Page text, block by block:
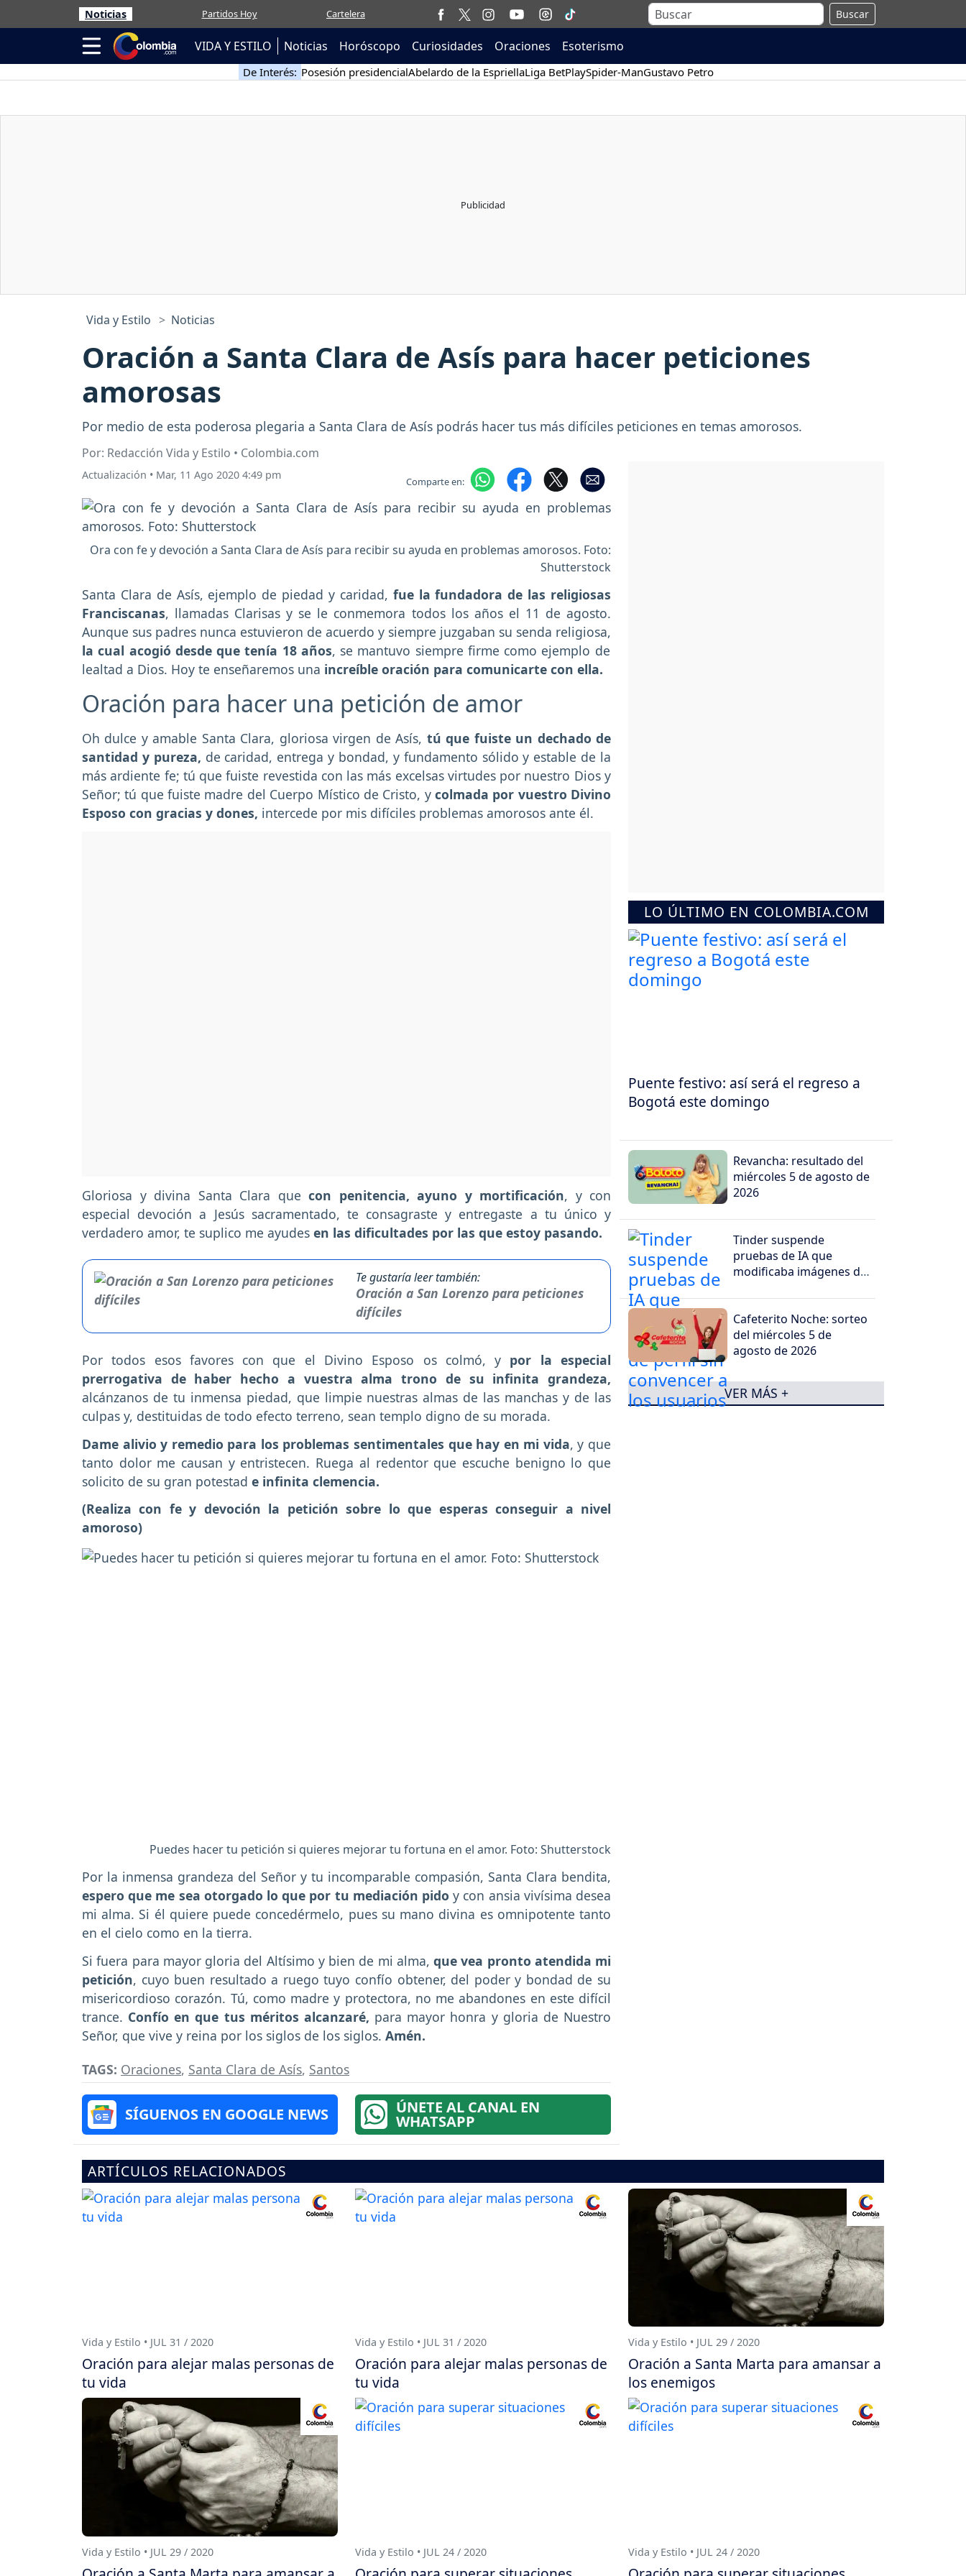
Noticias Partidos Hoy Cartelera Buscar
VIDA Y ESTILO Noticias Horóscopo Curiosidades Oraciones Esoterismo
De Interés: Posesión presidencialAbelardo de la EspriellaLiga BetPlaySpider-ManGustavo Petro
Vida y Estilo Noticias
Oración a Santa Clara de Asís para hacer peticiones
amorosas
Por medio de esta poderosa plegaria a Santa Clara de Asís podrás hacer tus más difíciles peticiones en temas amorosos.
Por: Redacción Vida y Estilo • Colombia.com
Actualización • Mar, 11 Ago 2020 4:49 pm Comparte en:
Ora con fe y devoción a Santa Clara de Asís para recibir su ayuda en problemas amorosos. Foto:
Shutterstock
Santa Clara de Asís, ejemplo de piedad y caridad, fue la fundadora de las religiosas
Franciscanas, llamadas Clarisas y se le conmemora todos los años el 11 de agosto.
Aunque sus padres nunca estuvieron de acuerdo y siempre juzgaban su senda religiosa,
la cual acogió desde que tenía 18 años, se mantuvo siempre firme como ejemplo de
lealtad a Dios. Hoy te enseñaremos una increíble oración para comunicarte con ella.
Oración para hacer una petición de amor
Oh dulce y amable Santa Clara, gloriosa virgen de Asís, tú que fuiste un dechado de
santidad y pureza, de caridad, entrega y bondad, y fundamento sólido y estable de la
más ardiente fe; tú que fuiste revestida con las más excelsas virtudes por nuestro Dios y
Señor; tú que fuiste madre del Cuerpo Místico de Cristo, y colmada por vuestro Divino
Esposo con gracias y dones, intercede por mis difíciles problemas amorosos ante él.
Gloriosa y divina Santa Clara que con penitencia, ayuno y mortificación, y con
especial devoción a Jesús sacramentado, te consagraste y entregaste a tu único y
verdadero amor, te suplico me ayudes en las dificultades por las que estoy pasando.
Te gustaría leer también:
Oración a San Lorenzo para peticiones
difíciles
Por todos esos favores con que el Divino Esposo os colmó, y por la especial
prerrogativa de haber hecho a vuestra alma trono de su infinita grandeza,
alcánzanos de tu inmensa piedad, que limpie nuestras almas de las manchas y de las
culpas y, destituidas de todo efecto terreno, sean templo digno de su morada.
Dame alivio y remedio para los problemas sentimentales que hay en mi vida, y que
tanto dolor me causan y entristecen. Ruega al redentor que escuche benigno lo que
solicito de su gran potestad e infinita clemencia.
(Realiza con fe y devoción la petición sobre lo que esperas conseguir a nivel
amoroso)
Puedes hacer tu petición si quieres mejorar tu fortuna en el amor. Foto: Shutterstock
Por la inmensa grandeza del Señor y tu incomparable compasión, Santa Clara bendita,
espero que me sea otorgado lo que por tu mediación pido y con ansia vivísima desea
mi alma. Si él quiere puede concedérmelo, pues su mano divina es omnipotente tanto
en el cielo como en la tierra.
Si fuera para mayor gloria del Altísimo y bien de mi alma, que vea pronto atendida mi
petición, cuyo buen resultado a ruego tuyo confío obtener, del poder y bondad de su
misericordioso corazón. Tú, como madre y protectora, no me abandones en este difícil
trance. Confío en que tus méritos alcanzaré, para mayor honra y gloria de Nuestro
Señor, que vive y reina por los siglos de los siglos. Amén.
TAGS: Oraciones, Santa Clara de Asís, Santos
SÍGUENOS EN GOOGLE NEWS ÚNETE AL CANAL EN
WHATSAPP
LO ÚLTIMO EN COLOMBIA.COM
Puente festivo: así será el regreso a
Bogotá este domingo
Revancha: resultado del
miércoles 5 de agosto de
2026
Tinder suspende
pruebas de IA que
modificaba imágenes de
usuarios
Cafeterito Noche: sorteo
del miércoles 5 de
agosto de 2026
VER MÁS +
ARTÍCULOS RELACIONADOS
Vida y Estilo • JUL 31 / 2020
Oración para alejar malas personas de
tu vida
Vida y Estilo • JUL 31 / 2020
Oración para alejar malas personas de
tu vida
Vida y Estilo • JUL 29 / 2020
Oración a Santa Marta para amansar a
los enemigos
Vida y Estilo • JUL 29 / 2020 Vida y Estilo • JUL 24 / 2020 Vida y Estilo • JUL 24 / 2020